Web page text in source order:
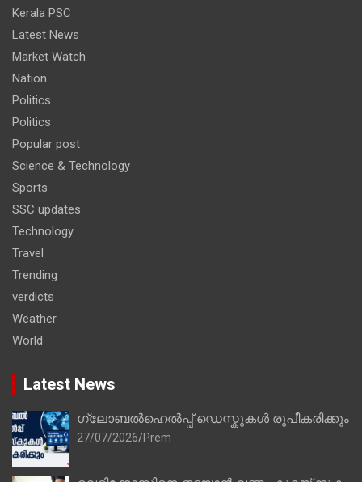
Kerala PSC
Latest News
Market Watch
Nation
Politics
Politics
Popular post
Science & Technology
Sports
SSC updates
Technology
Travel
Trending
verdicts
Weather
World
Latest News
ഗ്ലോബൽഹെൽപ്പ് ഡെസ്കുകൾ രൂപീകരിക്കും
27/07/2026 Prem